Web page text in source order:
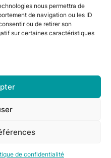
nous permettra de
de navigation ou les ID
ou de retirer son
sur certaines caractéristiques
de confidentialité
droits réservés –